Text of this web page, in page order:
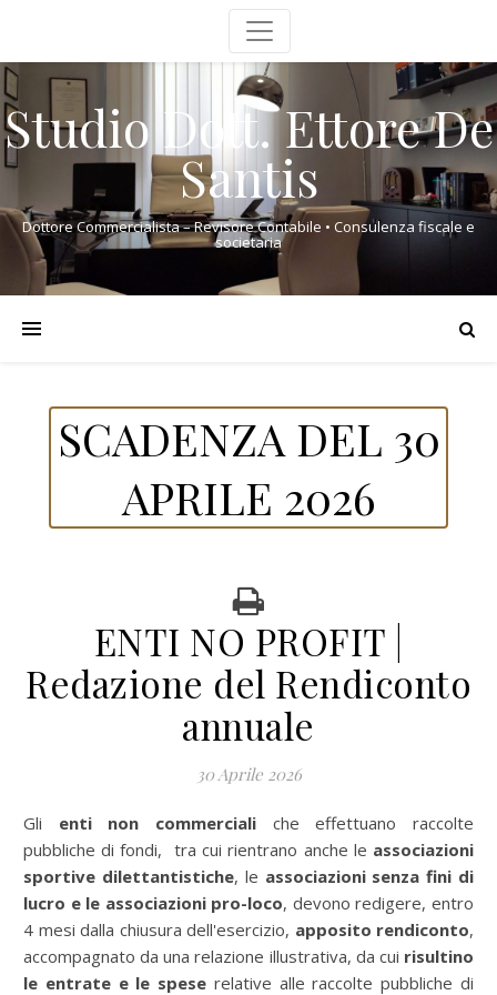
Studio Dott. Ettore De
Santis
Dottore Commercialista – Revisore Contabile • Consulenza fiscale e
societaria
SCADENZA DEL 30
APRILE 2026
ENTI NO PROFIT |
Redazione del Rendiconto
annuale
30 Aprile 2026
Gli enti non commerciali che effettuano raccolte
pubbliche di fondi, tra cui rientrano anche le associazioni
sportive dilettantistiche, le associazioni senza fini di
lucro e le associazioni pro-loco, devono redigere, entro
4 mesi dalla chiusura dell'esercizio, apposito rendiconto,
accompagnato da una relazione illustrativa, da cui risultino
le entrate e le spese relative alle raccolte pubbliche di